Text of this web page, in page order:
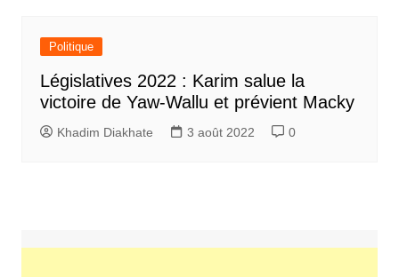
Politique
Législatives 2022 : Karim salue la
victoire de Yaw-Wallu et prévient Macky
Khadim Diakhate 3 août 2022 0